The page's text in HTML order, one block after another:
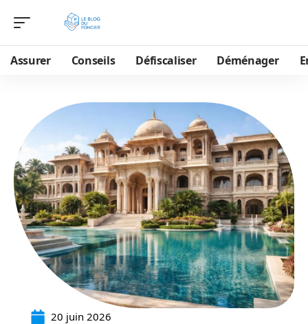
Assurer Conseils Défiscaliser Déménager
20 juin 2026